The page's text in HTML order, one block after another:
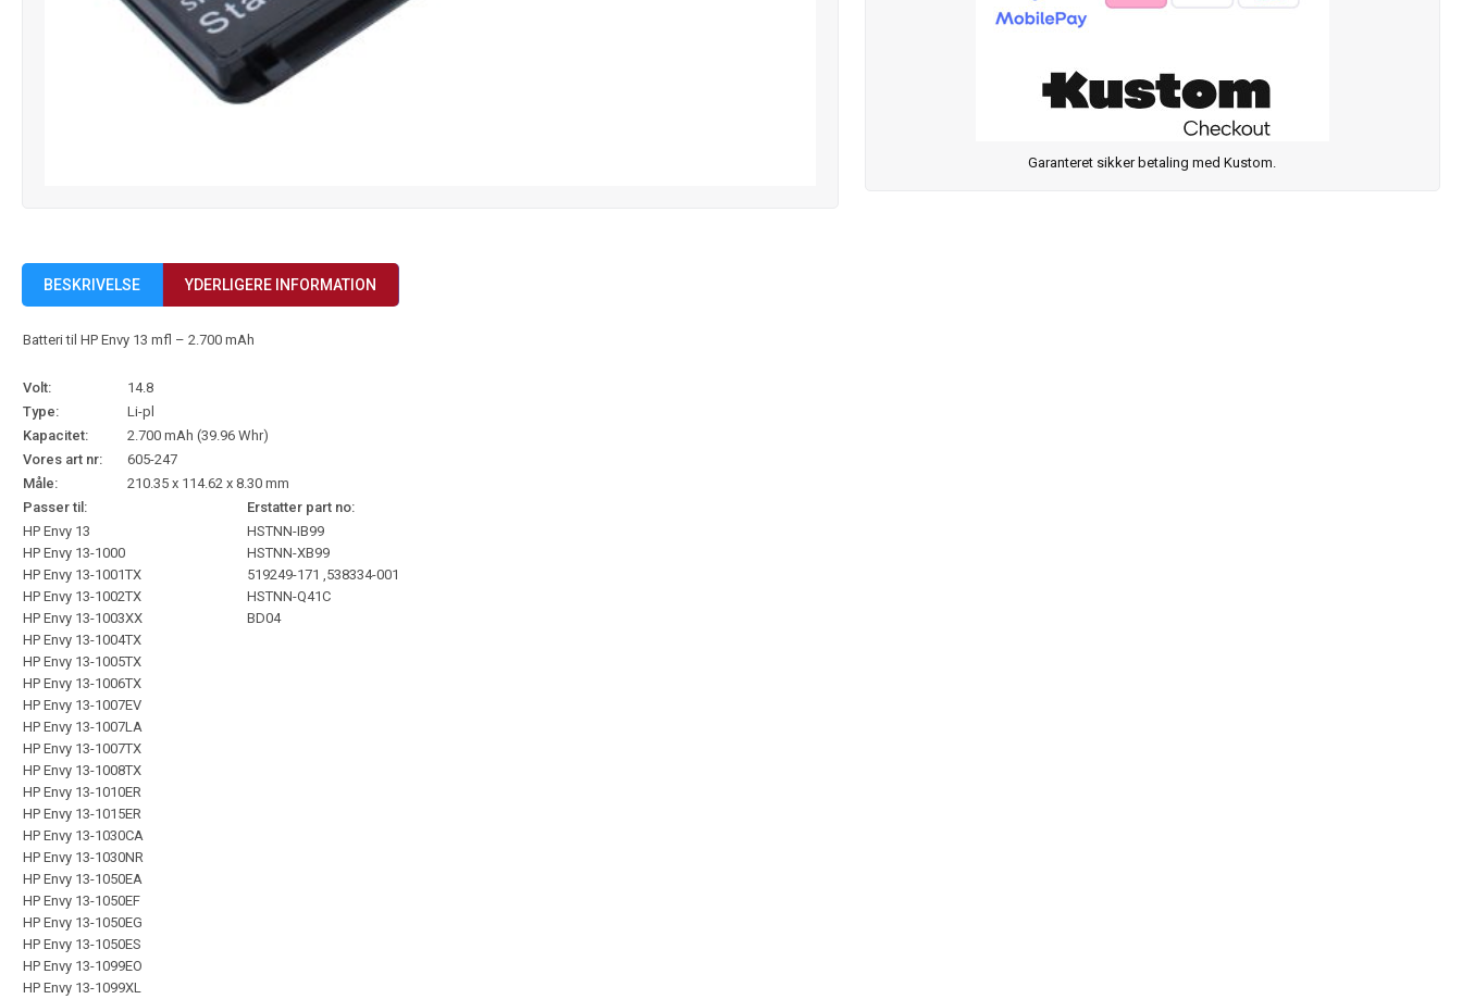
Garanteret sikker betaling med Kustom.
BESKRIVELSE YDERLIGERE INFORMATION
Batteri til HP Envy 13 mfl – 2.700 mAh
Volt:
14.8
Type:
Li-pl
Kapacitet:
2.700 mAh (39.96 Whr)
Vores art nr:
605-247
Måle:
210.35 x 114.62 x 8.30 mm
Passer til:
Erstatter part no:
HP Envy 13
HP Envy 13-1000
HP Envy 13-1001TX
HP Envy 13-1002TX
HP Envy 13-1003XX
HP Envy 13-1004TX
HP Envy 13-1005TX
HP Envy 13-1006TX
HP Envy 13-1007EV
HP Envy 13-1007LA
HP Envy 13-1007TX
HP Envy 13-1008TX
HP Envy 13-1010ER
HP Envy 13-1015ER
HP Envy 13-1030CA
HP Envy 13-1030NR
HP Envy 13-1050EA
HP Envy 13-1050EF
HP Envy 13-1050EG
HP Envy 13-1050ES
HP Envy 13-1099EO
HP Envy 13-1099XL
HSTNN-IB99
HSTNN-XB99
519249-171 ,538334-001
HSTNN-Q41C
BD04